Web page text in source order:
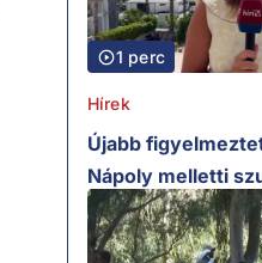
1 perc
Hírek
Újabb
Nápoly melletti